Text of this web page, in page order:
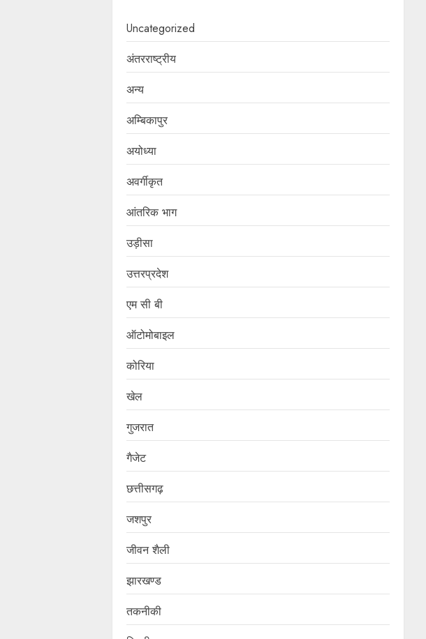
Uncategorized
अंतरराष्ट्रीय
अन्य
अम्बिकापुर
अयोध्या
अवर्गीकृत
आंतरिक भाग
उड़ीसा
उत्तरप्रदेश
एम सी बी
ऑटोमोबाइल
कोरिया
खेल
गुजरात
गैजेट
छत्तीसगढ़
जशपुर
जीवन शैली
झारखण्ड
तकनीकी